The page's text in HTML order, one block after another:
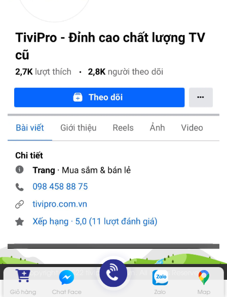
Giỏ hàng Chat Face Zalo Map
Copyright © 2022 tivipro.com.vn. All Rights Reserved